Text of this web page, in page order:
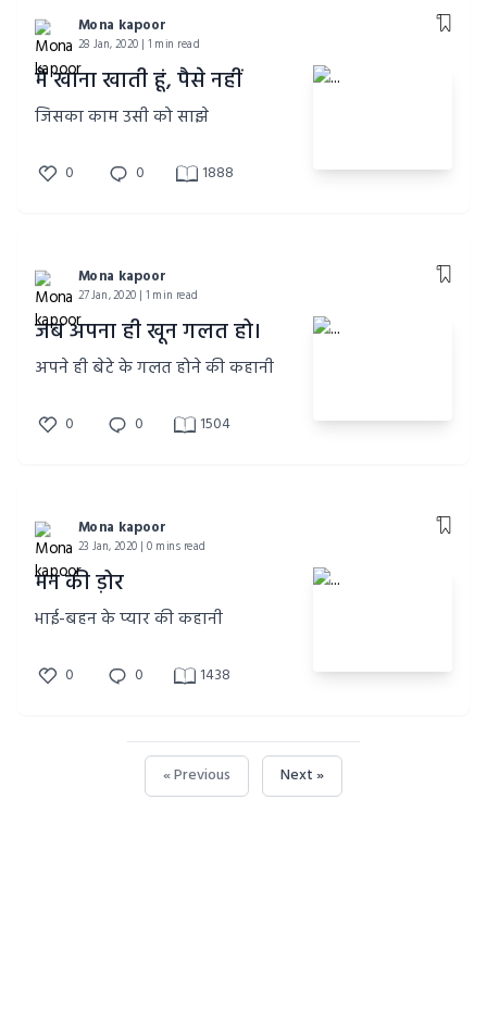
Mona kapoor
28 Jan, 2020 | 1 min read
मै खाना खाती हूं, पैसे नहीं
जिसका काम उसी को साझे
0 0 1888
Mona kapoor
27 Jan, 2020 | 1 min read
जब अपना ही खून गलत हो।
अपने ही बेटे के गलत होने की कहानी
0 0 1504
Mona kapoor
23 Jan, 2020 | 0 mins read
मन की ड़ोर
भाई-बहन के प्यार की कहानी
0 0 1438
« Previous Next »